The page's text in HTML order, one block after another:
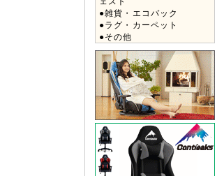
●雑貨・エコバック
●ラグ・カーペット
●その他